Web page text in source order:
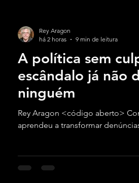
A política sem
escândalo já não
ninguém
Rey Aragon <código aberto>
aprendeu a transformar
Rey Aragon
há 2 horas
9 min de leitura